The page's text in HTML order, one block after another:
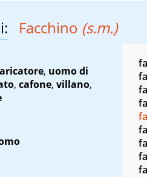
Facchino (s.m.)
, uomo di
, cafone, villano,